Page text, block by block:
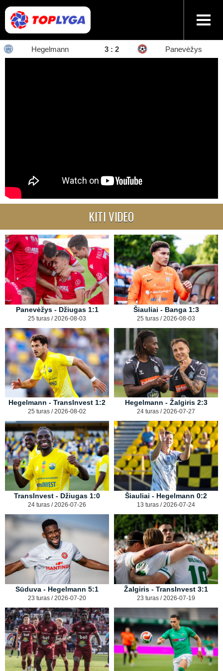
Hegelmann 3 : 2 Panevėžys
KITI VIDEO
Panevėžys - Džiugas 1:1
25 turas / 2026-08-03
Šiauliai - Banga 1:3
25 turas / 2026-08-03
Hegelmann - TransInvest 1:2
25 turas / 2026-08-02
Hegelmann - Žalgiris 2:3
24 turas / 2026-07-27
TransInvest - Džiugas 1:0
24 turas / 2026-07-26
Šiauliai - Hegelmann 0:2
13 turas / 2026-07-24
Sūduva - Hegelmann 5:1
23 turas / 2026-07-20
Žalgiris - TransInvest 3:1
23 turas / 2026-07-19